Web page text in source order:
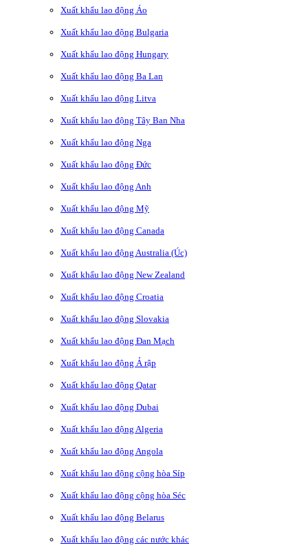
Xuất khẩu lao động Áo
Xuất khẩu lao động Bulgaria
Xuất khẩu lao động Hungary
Xuất khẩu lao động Ba Lan
Xuất khẩu lao động Litva
Xuất khẩu lao động Tây Ban Nha
Xuất khẩu lao động Nga
Xuất khẩu lao động Đức
Xuất khẩu lao động Anh
Xuất khẩu lao động Mỹ
Xuất khẩu lao động Canada
Xuất khẩu lao động Australia (Úc)
Xuất khẩu lao động New Zealand
Xuất khẩu lao động Croatia
Xuất khẩu lao động Slovakia
Xuất khẩu lao động Đan Mạch
Xuất khẩu lao động Ả rập
Xuất khẩu lao động Qatar
Xuất khẩu lao động Dubai
Xuất khẩu lao động Algeria
Xuất khẩu lao động Angola
Xuất khẩu lao động cộng hòa Síp
Xuất khẩu lao động cộng hòa Séc
Xuất khẩu lao động Belarus
Xuất khẩu lao động các nước khác